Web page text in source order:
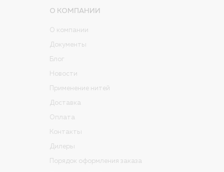
О КОМПАНИИ
О компании
Документы
Блог
Новости
Применение нитей
Доставка
Оплата
Контакты
Дилеры
Порядок оформления заказа